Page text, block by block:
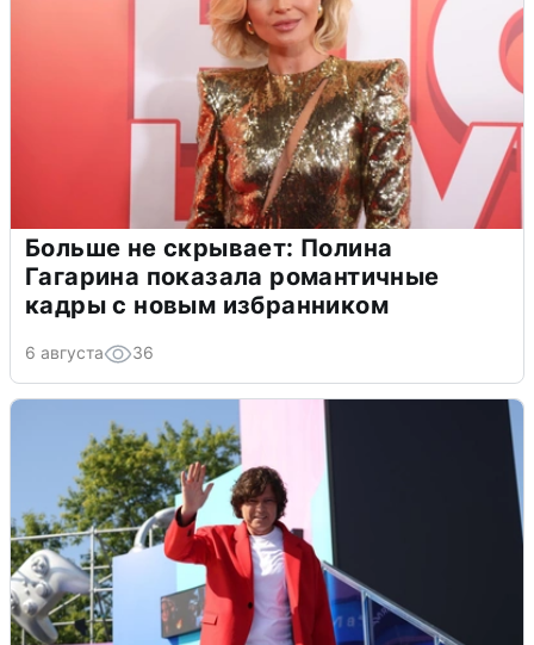
Больше не скрывает: Полина
Гагарина показала романтичные
кадры с новым избранником
6 августа 36